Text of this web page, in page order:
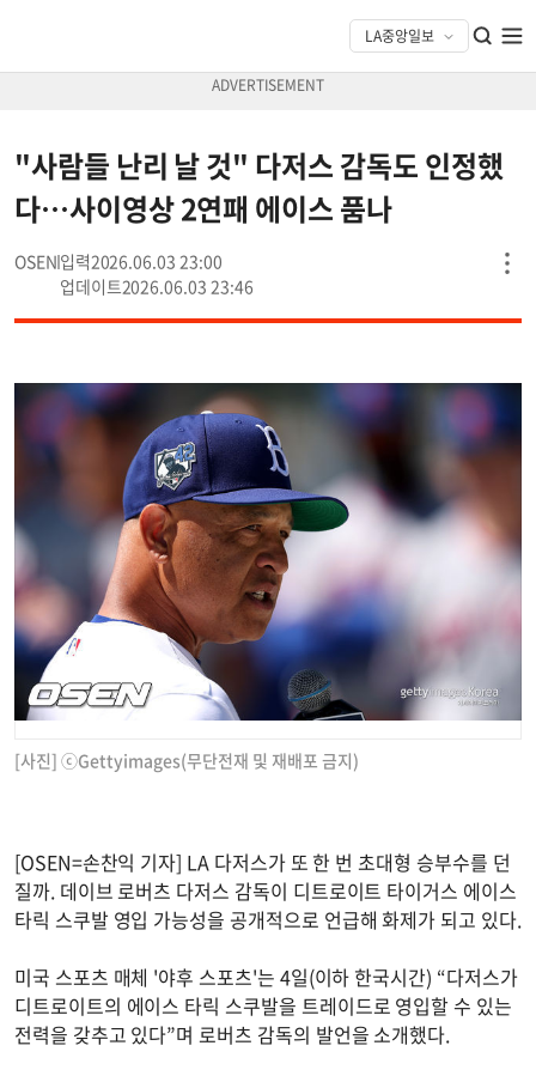
"사람들 난리 날 것" 다저스 감독도 인정했
다…사이영상 2연패 에이스 품나
OSEN
2026.06.03 23:00
2026.06.03 23:46
[사진] ⓒGettyimages(무단전재 및 재배포 금지)
[OSEN=손찬익 기자] LA 다저스가 또 한 번 초대형 승부수를 던
질까. 데이브 로버츠 다저스 감독이 디트로이트 타이거스 에이스
타릭 스쿠발 영입 가능성을 공개적으로 언급해 화제가 되고 있다.
미국 스포츠 매체 '야후 스포츠'는 4일(이하 한국시간) “다저스가
디트로이트의 에이스 타릭 스쿠발을 트레이드로 영입할 수 있는
전력을 갖추고 있다”며 로버츠 감독의 발언을 소개했다.